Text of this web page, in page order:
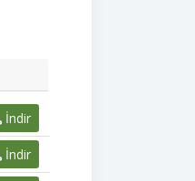
İndir
İndir